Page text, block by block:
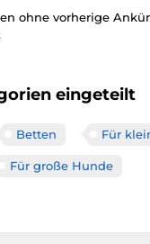
ohne vorherige
eingeteilt
Betten Für
Für große Hunde